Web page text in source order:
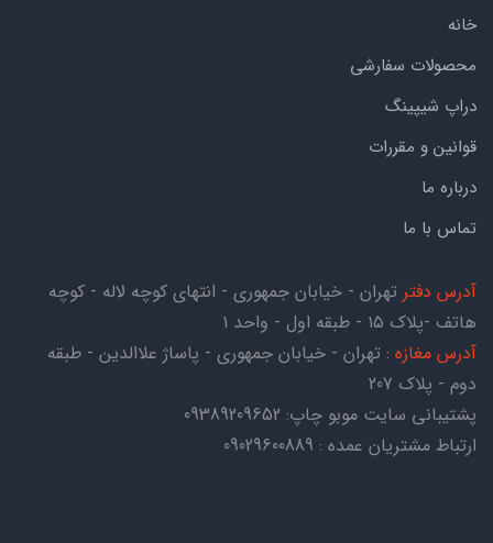
خانه
محصولات سفارشی
دراپ شیپینگ
قوانین و مقررات
درباره ما
تماس با ما
آدرس دفتر تهران - خیابان جمهوری - انتهای کوچه لاله - کوچه
هاتف -پلاک ۱۵ - طبقه اول - واحد ۱
آدرس مغازه : تهران - خیابان جمهوری - پاساژ علاالدین - طبقه
دوم - پلاک 207
پشتیبانی سایت موبو چاپ: 09389209652
ارتباط مشتریان عمده : 09029600889